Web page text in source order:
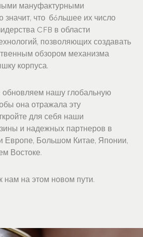
мануфактурными
значит, что бóльшее их число
CFB в области
позволяющих создавать
обзором механизма
корпуса.
нашу глобальную
она отражала эту
для себя наши
и надежных партнеров в
Большом Китае, Японии,
Востоке.
нам на этом новом пути.